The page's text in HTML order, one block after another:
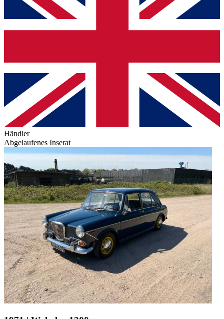
Händler
Abgelaufenes Inserat